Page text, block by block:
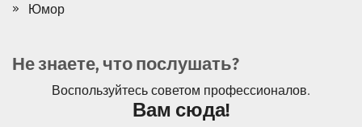
Юмор
Не знаете, что послушать?
Воспользуйтесь советом профессионалов.
Вам сюда!